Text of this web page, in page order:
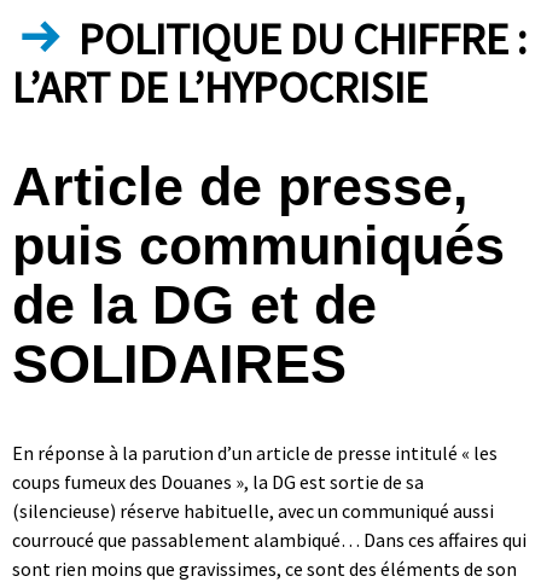
POLITIQUE DU CHIFFRE :
L’ART DE L’HYPOCRISIE
Article de presse,
puis communiqués
de la DG et de
SOLIDAIRES
En réponse à la parution d’un article de presse intitulé « les
coups fumeux des Douanes », la DG est sortie de sa
(silencieuse) réserve habituelle, avec un communiqué aussi
courroucé que passablement alambiqué… Dans ces affaires qui
sont rien moins que gravissimes, ce sont des éléments de son